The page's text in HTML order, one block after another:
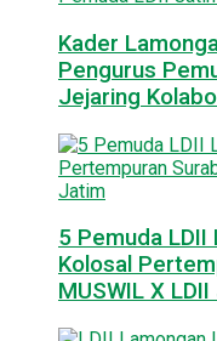
Kader
Pengurus
Jejaring
5 Pemuda LDII
Kolosal
MUSWIL X